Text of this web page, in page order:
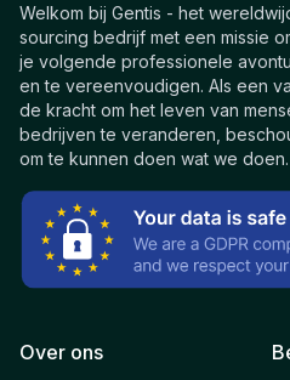
Welkom bij Gentis - het
sourcing bedrijf met een missie
je volgende professionele
en te vereenvoudigen. Als een
de kracht om het leven van
bedrijven te veranderen,
om te kunnen doen wat we doen.
Over ons